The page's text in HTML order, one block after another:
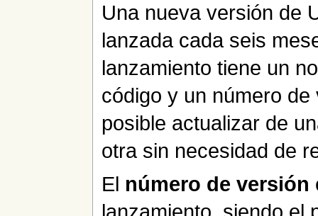
Una nueva versión de
lanzada cada seis
lanzamiento tiene un
código y un número de
posible actualizar de
otra sin necesidad de
El número de versión